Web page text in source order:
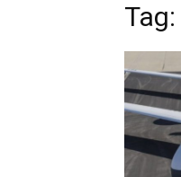
Tag: